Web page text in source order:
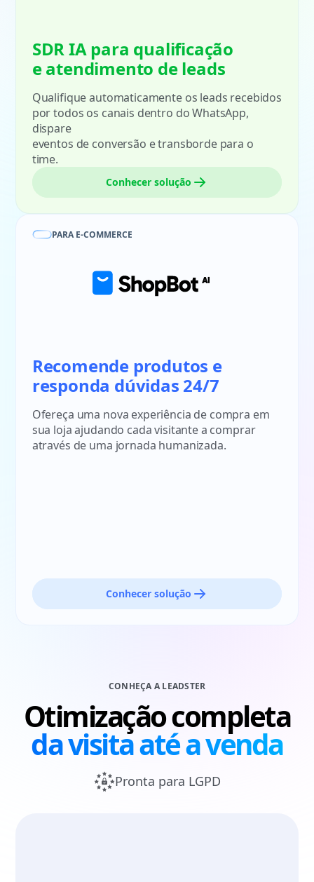
SDR IA para qualificação
e atendimento de leads
Qualifique automaticamente os leads recebidos
por todos os canais dentro do WhatsApp,
dispare
eventos de conversão e transborde para o
time.
Conhecer solução
PARA E-COMMERCE
Recomende produtos e
responda dúvidas 24/7
Ofereça uma nova experiência de compra em
sua loja ajudando cada visitante a comprar
através de uma jornada humanizada.
Conhecer solução
CONHEÇA A LEADSTER
Otimização completa
da visita até a venda
Pronta para LGPD